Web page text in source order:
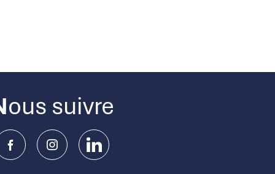
Nous suivre